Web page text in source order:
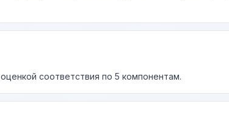
соответствия по 5 компонентам.